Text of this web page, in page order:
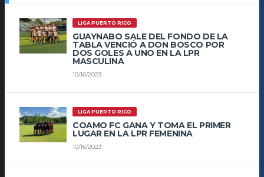
LIGA PUERTO RICO
GUAYNABO SALE DEL FONDO DE LA
TABLA VENCIÓ A DON BOSCO POR
DOS GOLES A UNO EN LA LPR
MASCULINA
10/16/2023
LIGA PUERTO RICO
COAMO FC GANA Y TOMA EL PRIMER
LUGAR EN LA LPR FEMENINA
10/16/2023